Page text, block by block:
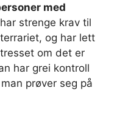
med
strenge krav til
og har lett
om det er
har grei kontroll
prøver seg på